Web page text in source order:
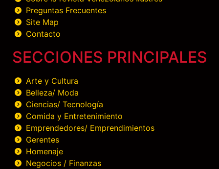
Preguntas Frecuentes
Site Map
Contacto
SECCIONES PRINCIPALES
Arte y Cultura
Belleza/ Moda
Ciencias/ Tecnología
Comida y Entretenimiento
Emprendedores/ Emprendimientos
Gerentes
Homenaje
Negocios / Finanzas